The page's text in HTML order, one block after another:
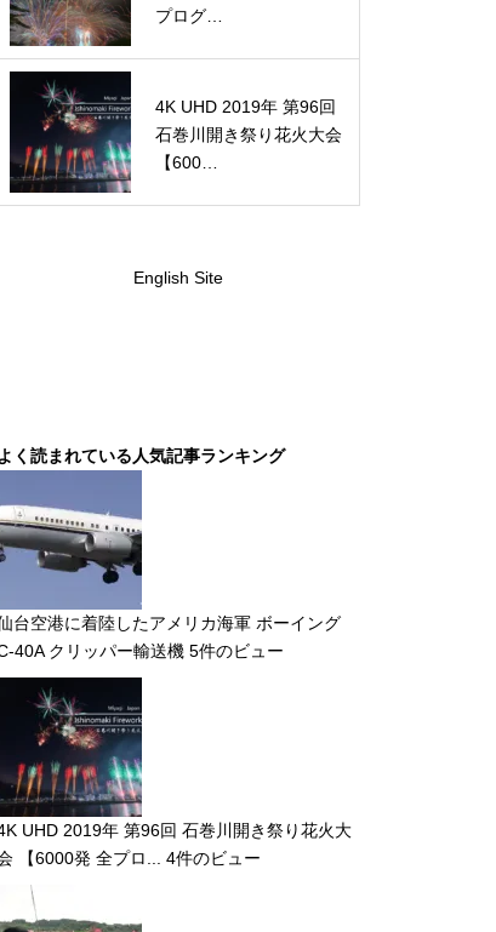
プログ…
4K UHD 2019年 第96回
石巻川開き祭り花火大会
【600…
English Site
よく読まれている人気記事ランキング
台空港に着陸したアメリカ海軍 ボーイング
40A クリッパー輸送機 5件のビュー
UHD 2019年 第96回 石巻川開き祭り花火大
【6000発 全プロ...
4件のビュー